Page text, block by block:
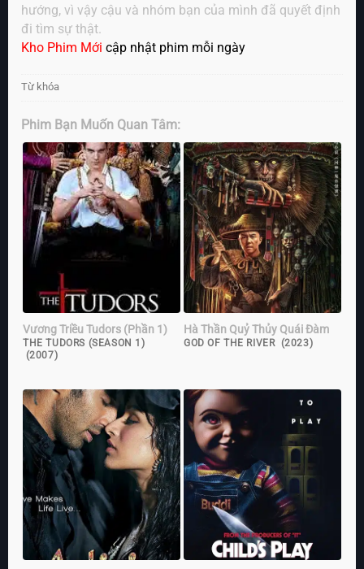
hướng, vì vậy cậu và nhóm bạn của mình đã quyết định
đi tìm sự thật.
Kho Phim Mới cập nhật phim mỗi ngày
Từ khóa
Phim Bạn Muốn Quan Tâm:
Vương Triều Tudors (Phần 1)
THE TUDORS (SEASON 1)
(2007)
Hà Thần Quỷ Thủy Quái Đàm
GOD OF THE RIVER (2023)